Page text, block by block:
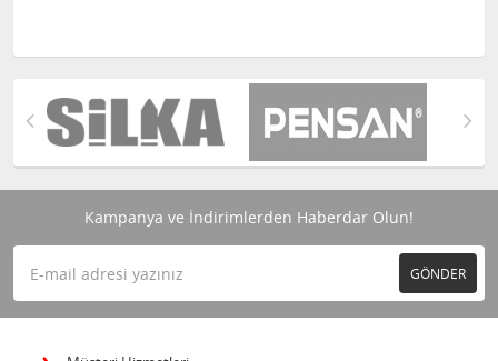
Kampanya ve İndirimlerden Haberdar Olun!
GÖNDER